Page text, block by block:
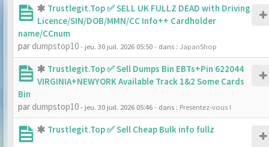
Trustlegit.Top ✅ SELL UK FULLZ DEAD with Driving
Licence/SIN/DOB/MMN/CC Info++ Cardholder
name/CCnum
par dumpstop10- jeu. 30 juil. 2026 05:50- dans : JapanShop
Trustlegit.Top ✅ Sell Dumps Bin EBTs+Pin 622044
VIRGINIA+NEWYORK Available Track 1&2 Some Cards
Bin
par dumpstop10- jeu. 30 juil. 2026 05:46- dans : Presentez-vous !
Trustlegit.Top ✅ Sell Cheap Bulk info fullz